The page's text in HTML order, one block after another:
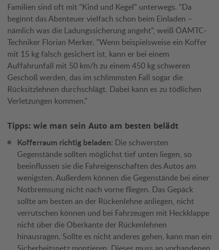
Familien sind oft mit "Kind und Kegel" unterwegs. "Da
beginnt das Abenteuer vielfach schon beim Einladen –
nämlich was die Ladungssicherung angeht", weiß ÖAMTC-
Techniker Florian Merker. "Wenn beispielsweise ein Koffer
mit 15 kg falsch gesichert ist, kann er bei einem
Auffahrunfall mit 50 km/h zu einem 450 kg schweren
Geschoß werden, das im schlimmsten Fall sogar die
Rücksitzlehnen durchschlägt. Dabei kann es zu tödlichen
Verletzungen kommen."
Tipps: wie man sein Auto am besten belädt
Kofferraum richtig beladen: Die schwersten
Gegenstände sollten möglichst tief unten liegen, so
beeinflussen sie die Fahreigenschaften des Autos am
wenigsten. Außerdem können die Gegenstände bei einer
Notbremsung nicht nach vorne fliegen. Das Gepäck
sollte am besten an der Rückenlehne anliegen, nicht
verrutschen können und bei Fahrzeugen mit Heckklappe
nicht über die Oberkante der Rückenlehnen
hinausragen. Sollte es nicht anderes gehen, kann man ein